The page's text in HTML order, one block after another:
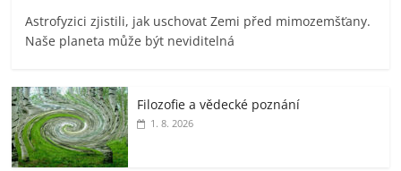
Astrofyzici zjistili, jak uschovat Zemi před mimozemšťany.
Naše planeta může být neviditelná
Filozofie a vědecké poznání
1. 8. 2026